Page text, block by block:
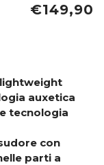
€149,90
auxetica
tecnologia
con
parti a